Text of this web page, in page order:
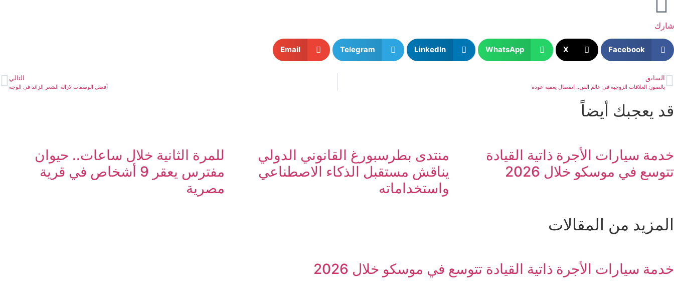
شارك
Facebook
X
WhatsApp
LinkedIn
Telegram
Email
السابق
بالصور: العلاقات الزوجية في عالم الفن.. انفصال يعقبه عودة
التالي
أفضل الوصفات لازالة الشعر الزائد في الوجه
قد يعجبك أيضاً
خدمة سيارات الأجرة ذاتية القيادة
تتوسع في موسكو خلال 2026
منتدى بطرسبورغ القانوني الدولي
يناقش مستقبل الذكاء الاصطناعي
واستخداماته
للمرة الثانية خلال ساعات.. حيوان
مفترس يعقر 9 أشخاص في قرية
مصرية
المزيد من المقالات
خدمة سيارات الأجرة ذاتية القيادة تتوسع في موسكو خلال 2026